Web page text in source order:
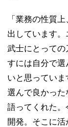
「業務の性質
出しています。
武士にとって
すには自分で
いと思ってい
選んで良かっ
語ってくれた
開発。そこに